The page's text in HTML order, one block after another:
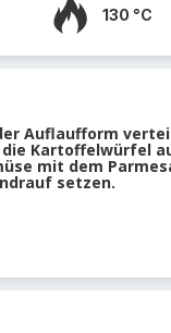
130 °C
Auflaufform
Kartoffelwürfel
mit dem
setzen.